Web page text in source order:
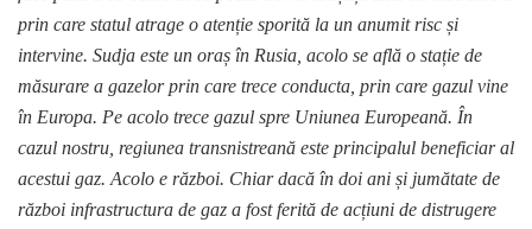
prin care statul atrage o atenție sporită la un anumit risc și
intervine. Sudja este un oraș în Rusia, acolo se află o stație de
măsurare a gazelor prin care trece conducta, prin care gazul vine
în Europa. Pe acolo trece gazul spre Uniunea Europeană. În
cazul nostru, regiunea transnistreană este principalul beneficiar al
acestui gaz. Acolo e război. Chiar dacă în doi ani și jumătate de
război infrastructura de gaz a fost ferită de acțiuni de distrugere